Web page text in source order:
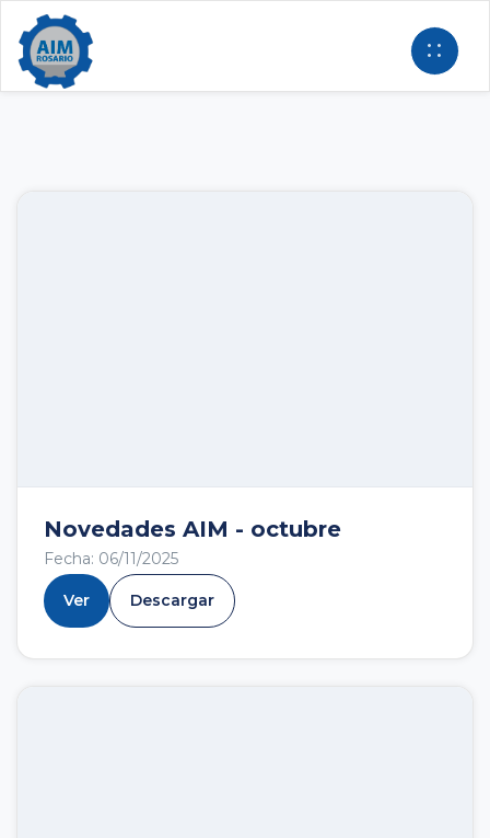
Novedades AIM - octubre
Fecha: 06/11/2025
Ver Descargar